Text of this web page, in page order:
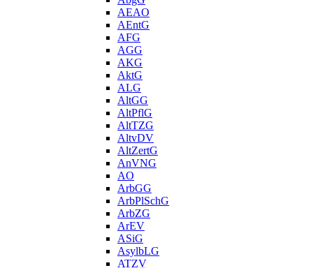
AEAO
AEntG
AFG
AGG
AKG
AktG
ALG
AltGG
AltPflG
AltTZG
AltvDV
AltZertG
AnVNG
AO
ArbGG
ArbPlSchG
ArbZG
ArEV
ASiG
AsylbLG
ATZV